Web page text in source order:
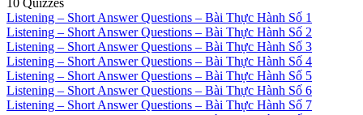
10 Quizzes
Listening – Short Answer Questions – Bài Thực Hành Số 1
Listening – Short Answer Questions – Bài Thực Hành Số 2
Listening – Short Answer Questions – Bài Thực Hành Số 3
Listening – Short Answer Questions – Bài Thực Hành Số 4
Listening – Short Answer Questions – Bài Thực Hành Số 5
Listening – Short Answer Questions – Bài Thực Hành Số 6
Listening – Short Answer Questions – Bài Thực Hành Số 7